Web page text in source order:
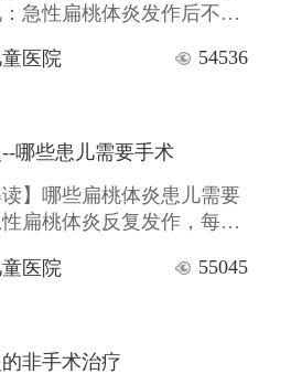
急性扁桃体炎发作后不满
高血压、心脏病、肺结核
医院 54536
哪些患儿需要手术
读】哪些扁桃体炎患儿需要
扁桃体炎反复发作，每年
低热，全身检查除扁桃体
童医院 55045
非手术治疗